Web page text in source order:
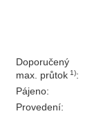
Doporučený
max. průtok1):
Pájeno:
Provedení: